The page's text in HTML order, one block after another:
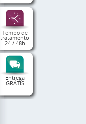
Tempo de
tratamento
24 / 48h
Entrega
GRÁTIS